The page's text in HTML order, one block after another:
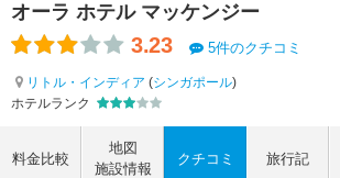
オーラ ホテル マッケンジー
3.23 5件のクチコミ
リトル・インディア (シンガポール)
ホテルランク
料金比較
地図
施設情報
クチコミ 旅行記